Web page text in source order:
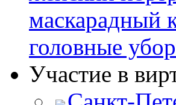
маскарадный
головные
Участие в